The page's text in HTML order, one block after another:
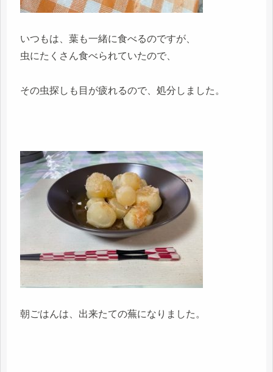
いつもは、葉も一緒に食べるのですが、
虫にたくさん食べられていたので、
その虫探しも目が疲れるので、処分しました。
朝ごはんは、出来たての蕪になりました。